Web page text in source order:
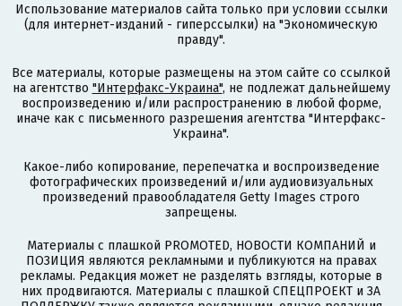
Использование материалов сайта только при условии ссылки
(для интернет-изданий - гиперссылки) на "Экономическую
правду".
Все материалы, которые размещены на этом сайте со ссылкой
на агентство "Интерфакс-Украина", не подлежат дальнейшему
воспроизведению и/или распространению в любой форме,
иначе как с письменного разрешения агентства "Интерфакс-
Украина".
Какое-либо копирование, перепечатка и воспроизведение
фотографических произведений и/или аудиовизуальных
произведений правообладателя Getty Images строго
запрещены.
Материалы с плашкой PROMOTED, НОВОСТИ КОМПАНИЙ и
ПОЗИЦИЯ являются рекламными и публикуются на правах
рекламы. Редакция может не разделять взгляды, которые в
них продвигаются. Материалы с плашкой СПЕЦПРОЕКТ и ЗА